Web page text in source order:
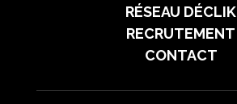
RÉSEAU DÉCLIK
RECRUTEMENT
CONTACT